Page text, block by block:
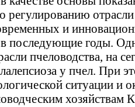
отрасли
и
последующие годы.
пчеловодства, на
у пчел. При
ситуации и
хозяйствам